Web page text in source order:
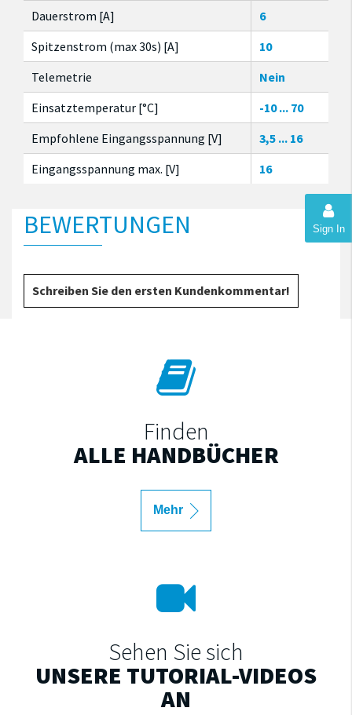
Sign In
Dauerstrom [A]
6
Spitzenstrom (max 30s) [A]
10
Telemetrie
Nein
Einsatztemperatur [°C]
-10 ... 70
Empfohlene Eingangsspannung [V]
3,5 ... 16
Eingangsspannung max. [V]
16
BEWERTUNGEN
Schreiben Sie den ersten Kundenkommentar!
Finden
ALLE HANDBÜCHER
Mehr
Sehen Sie sich
UNSERE TUTORIAL-VIDEOS
AN